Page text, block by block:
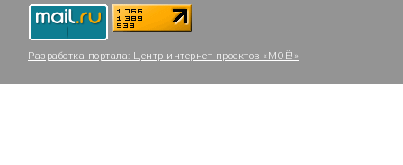
Разработка портала: Центр интернет-проектов «МОЁ!»